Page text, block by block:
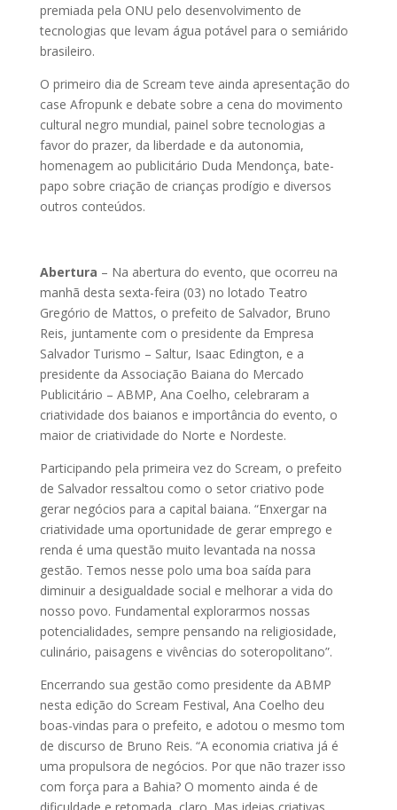
premiada pela ONU pelo desenvolvimento de
tecnologias que levam água potável para o semiárido
brasileiro.
O primeiro dia de Scream teve ainda apresentação do
case Afropunk e debate sobre a cena do movimento
cultural negro mundial, painel sobre tecnologias a
favor do prazer, da liberdade e da autonomia,
homenagem ao publicitário Duda Mendonça, bate-
papo sobre criação de crianças prodígio e diversos
outros conteúdos.
Abertura – Na abertura do evento, que ocorreu na
manhã desta sexta-feira (03) no lotado Teatro
Gregório de Mattos, o prefeito de Salvador, Bruno
Reis, juntamente com o presidente da Empresa
Salvador Turismo – Saltur, Isaac Edington, e a
presidente da Associação Baiana do Mercado
Publicitário – ABMP, Ana Coelho, celebraram a
criatividade dos baianos e importância do evento, o
maior de criatividade do Norte e Nordeste.
Participando pela primeira vez do Scream, o prefeito
de Salvador ressaltou como o setor criativo pode
gerar negócios para a capital baiana. “Enxergar na
criatividade uma oportunidade de gerar emprego e
renda é uma questão muito levantada na nossa
gestão. Temos nesse polo uma boa saída para
diminuir a desigualdade social e melhorar a vida do
nosso povo. Fundamental explorarmos nossas
potencialidades, sempre pensando na religiosidade,
culinário, paisagens e vivências do soteropolitano”.
Encerrando sua gestão como presidente da ABMP
nesta edição do Scream Festival, Ana Coelho deu
boas-vindas para o prefeito, e adotou o mesmo tom
de discurso de Bruno Reis. “A economia criativa já é
uma propulsora de negócios. Por que não trazer isso
com força para a Bahia? O momento ainda é de